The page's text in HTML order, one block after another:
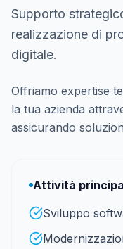
Supporto
realizzazione di
digitale.
Offriamo expertise
la tua azienda
assicurando
Attività
Sviluppo